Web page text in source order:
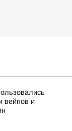
вейпов и